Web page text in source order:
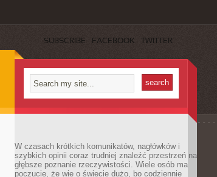
SUBSCRIBE FACEBOOK TWITTER
W czasach krótkich komunikatów, nagłówków i
szybkich opinii coraz trudniej znaleźć przestrzeń na
głębsze poznanie rzeczywistości. Wiele osób ma
poczucie, że wie o świecie dużo, bo codziennie